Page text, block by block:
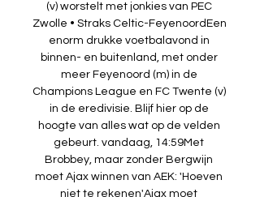
(v) worstelt met jonkies van PEC
Zwolle • Straks Celtic-FeyenoordEen
enorm drukke voetbalavond in
binnen- en buitenland, met onder
meer Feyenoord (m) in de
Champions League en FC Twente (v)
in de eredivisie. Blijf hier op de
hoogte van alles wat op de velden
gebeurt. vandaag, 14:59Met
Brobbey, maar zonder Bergwijn
moet Ajax winnen van AEK: 'Hoeven
niet te rekenen'Ajax moet